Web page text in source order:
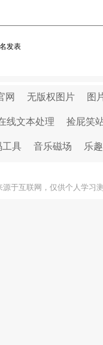
发表
网 无版权图片 图
线文本处理 捡屁笑
工具 音乐磁场 乐
源于互联网，仅供个人学习